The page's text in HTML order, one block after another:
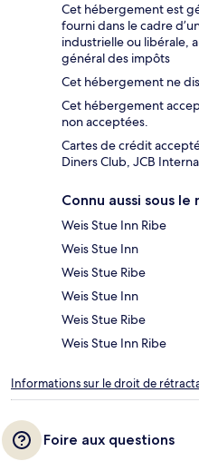
Cet hébergement est
fourni dans le cadre
industrielle ou libérale,
général des impôts
Cet hébergement ne
Cet hébergement
non acceptées.
Cartes de crédit
Diners Club, JCB
Connu aussi sous le
Weis Stue Inn Ribe
Weis Stue Inn
Weis Stue Ribe
Weis Stue Inn
Weis Stue Ribe
Weis Stue Inn Ribe
Informations sur le droit de
Foire aux questions